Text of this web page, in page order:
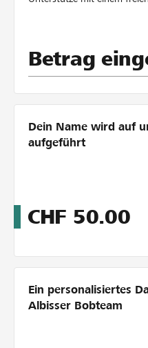
Betrag
Dein Name wird auf
aufgeführt
CHF 50.00
Ein personalisiertes
Albisser Bobteam